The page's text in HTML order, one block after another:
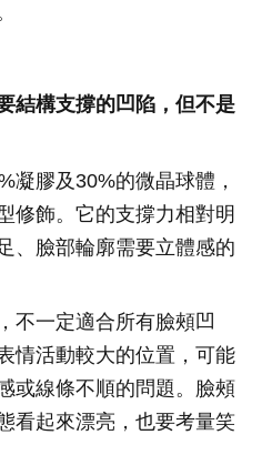
結構支撐的凹陷，但不是
凝膠及30%的微晶球體，
修飾。它的支撐力相對明
、臉部輪廓需要立體感的
不一定適合所有臉頰凹
情活動較大的位置，可能
或線條不順的問題。臉頰
看起來漂亮，也要考量笑